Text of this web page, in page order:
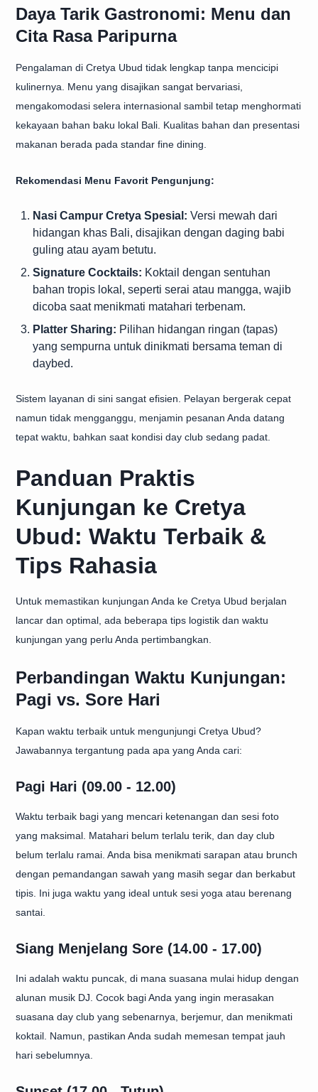
Daya Tarik Gastronomi: Menu dan
Cita Rasa Paripurna
Pengalaman di Cretya Ubud tidak lengkap tanpa mencicipi
kulinernya. Menu yang disajikan sangat bervariasi,
mengakomodasi selera internasional sambil tetap menghormati
kekayaan bahan baku lokal Bali. Kualitas bahan dan presentasi
makanan berada pada standar fine dining.
Rekomendasi Menu Favorit Pengunjung:
Nasi Campur Cretya Spesial: Versi mewah dari
hidangan khas Bali, disajikan dengan daging babi
guling atau ayam betutu.
Signature Cocktails: Koktail dengan sentuhan
bahan tropis lokal, seperti serai atau mangga, wajib
dicoba saat menikmati matahari terbenam.
Platter Sharing: Pilihan hidangan ringan (tapas)
yang sempurna untuk dinikmati bersama teman di
daybed.
Sistem layanan di sini sangat efisien. Pelayan bergerak cepat
namun tidak mengganggu, menjamin pesanan Anda datang
tepat waktu, bahkan saat kondisi day club sedang padat.
Panduan Praktis
Kunjungan ke Cretya
Ubud: Waktu Terbaik &
Tips Rahasia
Untuk memastikan kunjungan Anda ke Cretya Ubud berjalan
lancar dan optimal, ada beberapa tips logistik dan waktu
kunjungan yang perlu Anda pertimbangkan.
Perbandingan Waktu Kunjungan:
Pagi vs. Sore Hari
Kapan waktu terbaik untuk mengunjungi Cretya Ubud?
Jawabannya tergantung pada apa yang Anda cari:
Pagi Hari (09.00 - 12.00)
Waktu terbaik bagi yang mencari ketenangan dan sesi foto
yang maksimal. Matahari belum terlalu terik, dan day club
belum terlalu ramai. Anda bisa menikmati sarapan atau brunch
dengan pemandangan sawah yang masih segar dan berkabut
tipis. Ini juga waktu yang ideal untuk sesi yoga atau berenang
santai.
Siang Menjelang Sore (14.00 - 17.00)
Ini adalah waktu puncak, di mana suasana mulai hidup dengan
alunan musik DJ. Cocok bagi Anda yang ingin merasakan
suasana day club yang sebenarnya, berjemur, dan menikmati
koktail. Namun, pastikan Anda sudah memesan tempat jauh
hari sebelumnya.